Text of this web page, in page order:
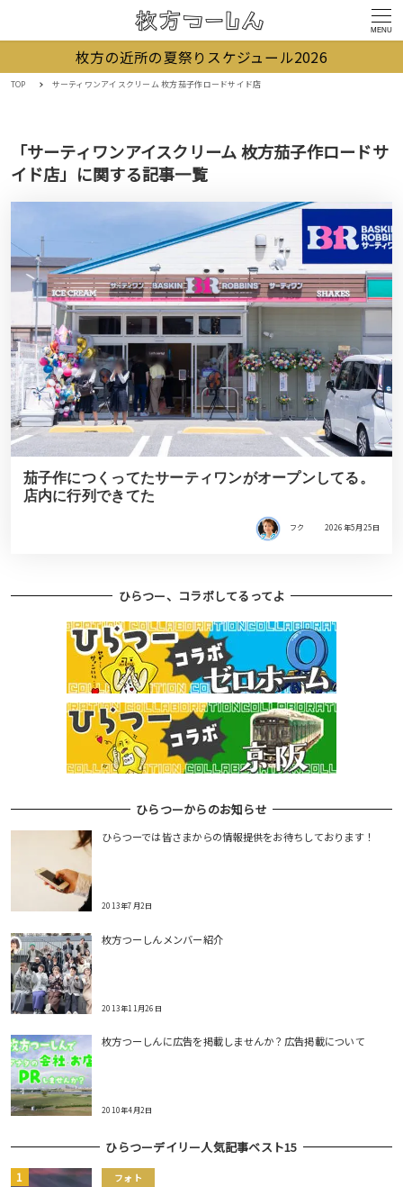
MENU
枚方の近所の夏祭りスケジュール2026
TOP サーティワンアイスクリーム 枚方茄子作ロードサイド店
「サーティワンアイスクリーム 枚方茄子作ロードサ
イド店」に関する記事一覧
茄子作につくってたサーティワンがオープンしてる。
店内に行列できてた
フク 2026年5月25日
ひらつー、コラボしてるってよ
ひらつーからのお知らせ
ひらつーでは皆さまからの情報提供をお待ちしております！
2013年7月2日
枚方つーしんメンバー紹介
2013年11月26日
枚方つーしんに広告を掲載しませんか？広告掲載について
2010年4月2日
ひらつーデイリー人気記事ベスト15
フォト